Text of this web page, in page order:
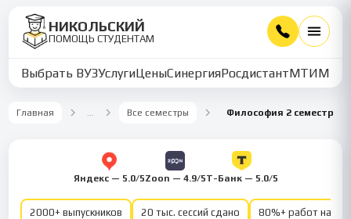
НИКОЛЬСКИЙ
ПОМОЩЬ СТУДЕНТАМ
Выбрать ВУЗУслугиЦеныСинергияРосдистантМТИММУ
Главная … Все семестры Философия 2 семестр
Яндекс — 5.0/5Zoon — 4.9/5Т-Банк — 5.0/5
2000+ выпускников 20 тыс. сессий сдано 80%+ работ на